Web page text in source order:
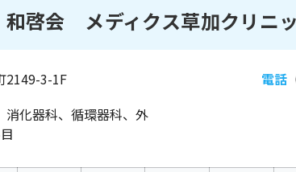
啓会 メディクス草加クリニ
2149-3-1F 電話
消化器科、循環器科、外